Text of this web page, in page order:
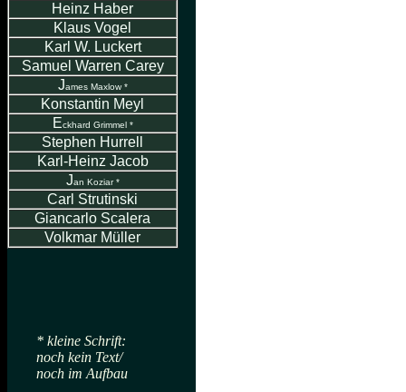
Heinz Haber
Klaus Vogel
Karl W. Luckert
Samuel Warren Carey
James Maxlow *
Konstantin Meyl
Eckhard Grimmel *
Stephen Hurrell
Karl-Heinz Jacob
Jan Koziar *
Carl Strutinski
Giancarlo Scalera
Volkmar Müller
* kleine Schrift:
noch kein Text/
noch im Aufbau